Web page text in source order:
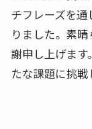
チフレーズを
りました。素
謝申し上げま
たな課題に挑戦